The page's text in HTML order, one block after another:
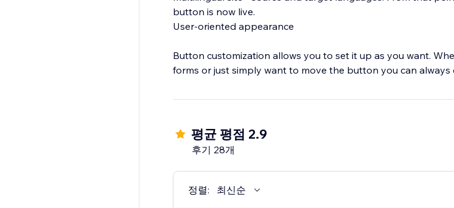
button is now live.
User-oriented appearance
Button customization allows you to set it up as you want.
forms or just simply want to move the button you can
평균 평점 2.9
후기 28개
정렬: 최신순